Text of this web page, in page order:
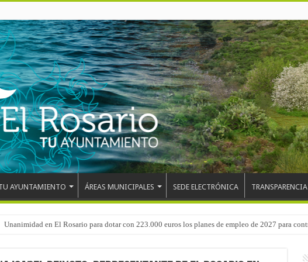
AYUNTAMIENTO ÁREAS MUNICIPALES SEDE ELECTRÓNICA TRANSPARENCIA
Arranca la reforma del CEIP San Isidro con las demoliciones para la instalación del ascensor